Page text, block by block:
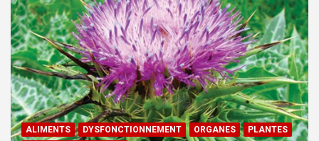
ALIMENTS DYSFONCTIONNEMENT ORGANES
PLANTES